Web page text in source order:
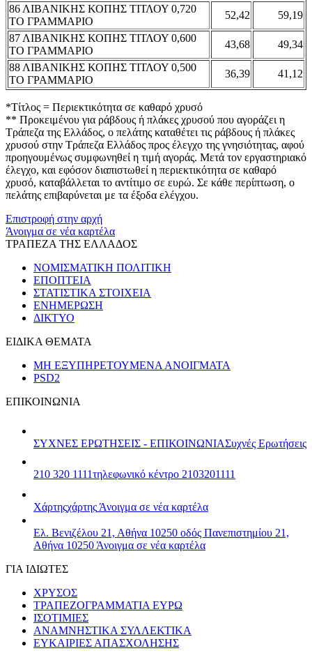
86 ΛΙΒΑΝΙΚΗΣ ΚΟΠΗΣ ΤΙΤΛΟΥ 0,720
ΤΟ ΓΡΑΜΜΑΡΙΟ
52,42
59,19
87 ΛΙΒΑΝΙΚΗΣ ΚΟΠΗΣ ΤΙΤΛΟΥ 0,600
ΤΟ ΓΡΑΜΜΑΡΙΟ
43,68
49,34
88 ΛΙΒΑΝΙΚΗΣ ΚΟΠΗΣ ΤΙΤΛΟΥ 0,500
ΤΟ ΓΡΑΜΜΑΡΙΟ
36,39 41,12
*Τίτλος = Περιεκτικότητα σε καθαρό χρυσό
** Προκειμένου για ράβδους ή πλάκες χρυσού που αγοράζει η
Τράπεζα της Ελλάδος, ο πελάτης καταθέτει τις ράβδους ή πλάκες
χρυσού στην Τράπεζα Ελλάδος προς έλεγχο της γνησιότητας, αφού
προηγουμένως συμφωνηθεί η τιμή αγοράς. Μετά τον εργαστηριακό
έλεγχο, και εφόσον διαπιστωθεί η περιεκτικότητα σε καθαρό
χρυσό, καταβάλλεται το αντίτιμο σε ευρώ. Σε κάθε περίπτωση, ο
πελάτης επιβαρύνεται με τα έξοδα ελέγχου.
Επιστροφή στην αρχή
Άνοιγμα σε νέα καρτέλα
ΤΡΑΠΕΖΑ ΤΗΣ ΕΛΛΑΔΟΣ
ΝΟΜΙΣΜΑΤΙΚΗ ΠΟΛΙΤΙΚΗ
ΕΠΟΠΤΕΙΑ
ΣΤΑΤΙΣΤΙΚΑ ΣΤΟΙΧΕΙΑ
ΕΝΗΜΕΡΩΣΗ
ΔΙΚΤΥΟ
ΕΙΔΙΚΑ ΘΕΜΑΤΑ
ΜΗ ΕΞΥΠΗΡΕΤΟΥΜΕΝΑ ΑΝΟΙΓΜΑΤΑ
PSD2
ΕΠΙΚΟΙΝΩΝΙΑ
ΣΥΧΝΕΣ ΕΡΩΤΗΣΕΙΣ - ΕΠΙΚΟΙΝΩΝΙΑΣυχνές Ερωτήσεις
210 320 1111τηλεφωνικό κέντρο 2103201111
Χάρτηςχάρτης Άνοιγμα σε νέα καρτέλα
Ελ. Βενιζέλου 21, Αθήνα 10250 οδός Πανεπιστημίου 21,
Αθήνα 10250 Άνοιγμα σε νέα καρτέλα
ΓΙΑ ΙΔΙΩΤΕΣ
ΧΡΥΣΟΣ
ΤΡΑΠΕΖΟΓΡΑΜΜΑΤΙΑ ΕΥΡΩ
ΙΣΟΤΙΜΙΕΣ
ΑΝΑΜΝΗΣΤΙΚΑ ΣΥΛΛΕΚΤΙΚΑ
ΕΥΚΑΙΡΙΕΣ ΑΠΑΣΧΟΛΗΣΗΣ